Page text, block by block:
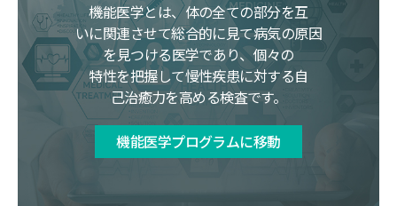
機能医学とは、体の全ての部分を互
いに関連させて総合的に見て病気の原因
を見つける医学であり、個々の
特性を把握して慢性疾患に対する自
己治癒力を高める検査です。
機能医学プログラムに移動